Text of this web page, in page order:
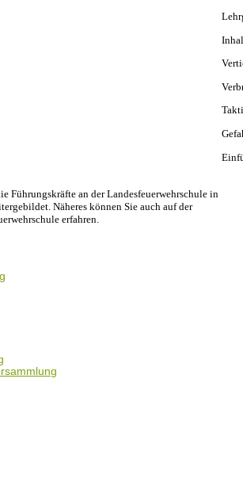
Führungskräfte an der Landesfeuerwehrschule in
Näheres können Sie auch auf der
erfahren.